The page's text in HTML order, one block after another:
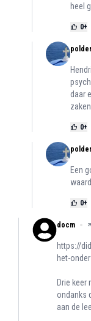
heel
0+
daar
0+
Een
0+
docm
https://
het-
Drie
ondanks
aan de